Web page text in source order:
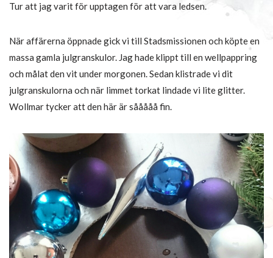
Tur att jag varit för upptagen för att vara ledsen.
När affärerna öppnade gick vi till Stadsmissionen och köpte en
massa gamla julgranskulor. Jag hade klippt till en wellpappring
och målat den vit under morgonen. Sedan klistrade vi dit
julgranskulorna och när limmet torkat lindade vi lite glitter.
Wollmar tycker att den här är sååååå fin.